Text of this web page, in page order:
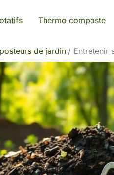
Thermo composte
de jardin Entretenir